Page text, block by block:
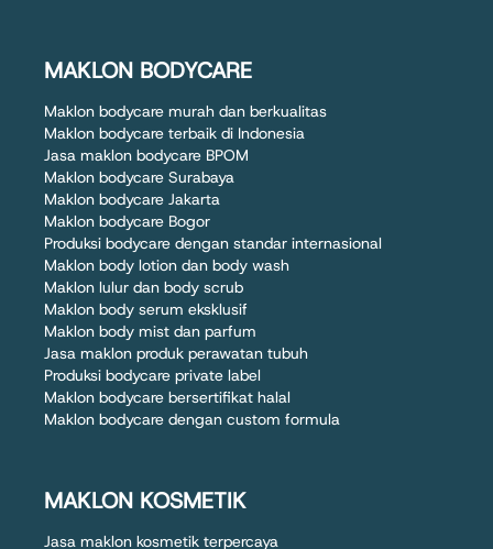
MAKLON BODYCARE
Maklon bodycare murah dan berkualitas
Maklon bodycare terbaik di Indonesia
Jasa maklon bodycare BPOM
Maklon bodycare Surabaya
Maklon bodycare Jakarta
Maklon bodycare Bogor
Produksi bodycare dengan standar internasional
Maklon body lotion dan body wash
Maklon lulur dan body scrub
Maklon body serum eksklusif
Maklon body mist dan parfum
Jasa maklon produk perawatan tubuh
Produksi bodycare private label
Maklon bodycare bersertifikat halal
Maklon bodycare dengan custom formula
MAKLON KOSMETIK
Jasa maklon kosmetik terpercaya